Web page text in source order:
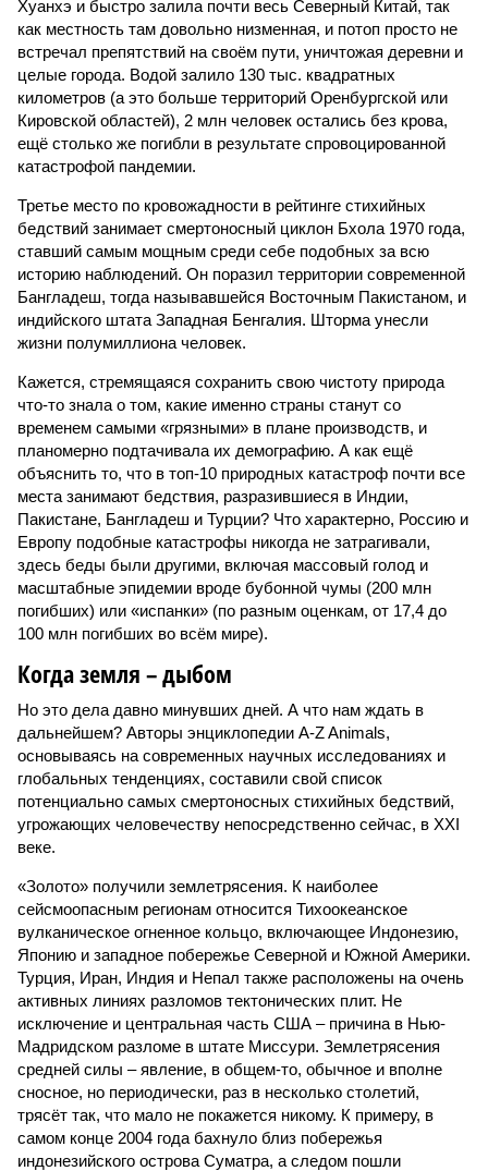
Хуанхэ и быстро залила почти весь Северный Китай, так
как местность там довольно низменная, и потоп просто не
встречал препятствий на своём пути, уничтожая деревни и
целые города. Водой залило 130 тыс. квадратных
километров (а это больше территорий Оренбургской или
Кировской областей), 2 млн человек остались без крова,
ещё столько же погибли в результате спровоцированной
катастрофой пандемии.
Третье место по кровожадности в рейтинге стихийных
бедствий занимает смертоносный циклон Бхола 1970 года,
ставший самым мощным среди себе подобных за всю
историю наблюдений. Он поразил территории современной
Бангладеш, тогда называвшейся Восточным Пакистаном, и
индийского штата Западная Бенгалия. Шторма унесли
жизни полумиллиона человек.
Кажется, стремящаяся сохранить свою чистоту природа
что-то знала о том, какие именно страны станут со
временем самыми «грязными» в плане производств, и
планомерно подтачивала их демографию. А как ещё
объяснить то, что в топ-10 природных катастроф почти все
места занимают бедствия, разразившиеся в Индии,
Пакистане, Бангладеш и Турции? Что характерно, Россию и
Европу подобные катастрофы никогда не затрагивали,
здесь беды были другими, включая массовый голод и
масштабные эпидемии вроде бубонной чумы (200 млн
погибших) или «испанки» (по разным оценкам, от 17,4 до
100 млн погибших во всём мире).
Когда земля – дыбом
Но это дела давно минувших дней. А что нам ждать в
дальнейшем? Авторы энциклопедии A-Z Animals,
основываясь на современных научных исследованиях и
глобальных тенденциях, составили свой список
потенциально самых смертоносных стихийных бедствий,
угрожающих человечеству непосредственно сейчас, в XXI
веке.
«Золото» получили землетрясения. К наиболее
сейсмоопасным регионам относится Тихоокеанское
вулканическое огненное кольцо, включающее Индонезию,
Японию и западное побережье Северной и Южной Америки.
Турция, Иран, Индия и Непал также расположены на очень
активных линиях разломов тектонических плит. Не
исключение и центральная часть США – причина в Нью-
Мадридском разломе в штате Миссури. Землетрясения
средней силы – явление, в общем-то, обычное и вполне
сносное, но периодически, раз в несколько столетий,
трясёт так, что мало не покажется никому. К примеру, в
самом конце 2004 года бахнуло близ побережья
индонезийского острова Суматра, а следом пошли